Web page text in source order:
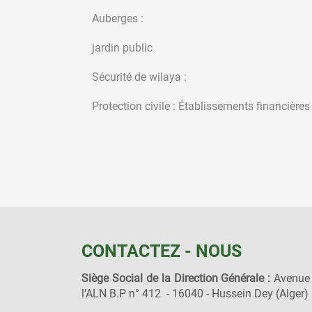
jardin public
Sécurité de wilaya :
Protection civile : Établissements financières
CONTACTEZ - NOUS
Siège Social de la Direction Générale :
l’ALN B.P n° 412 - 16040 - Hussein Dey (Alger)